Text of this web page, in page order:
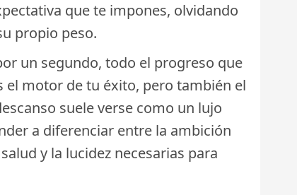
que te impones, olvidando
propio peso.
un segundo, todo el progreso que
el motor de tu éxito, pero también el
suele verse como un lujo
a diferenciar entre la ambición
y la lucidez necesarias para